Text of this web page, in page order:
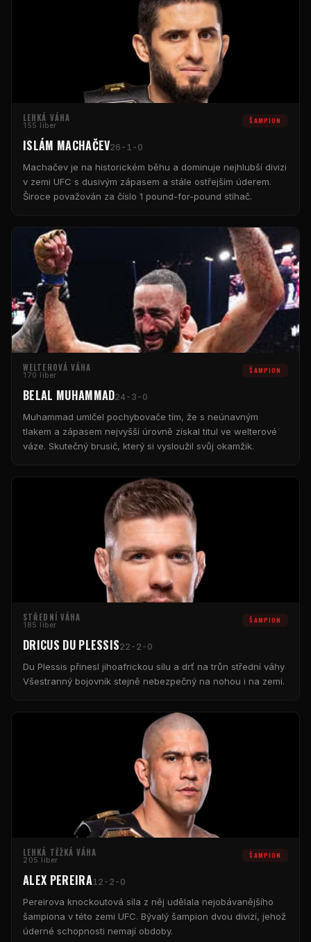
LEHKÁ VÁHA
155 liber ŠAMPION
ISLÁM MACHAČEV26-1-0
Machačev je na historickém běhu a dominuje nejhlubší divizi
v zemi UFC s dusivým zápasem a stále ostřejším úderem.
Široce považován za číslo 1 pound-for-pound stíhač.
WELTEROVÁ VÁHA
170 liber ŠAMPION
BELAL MUHAMMAD24-3-0
Muhammad umlčel pochybovače tím, že s neúnavným
tlakem a zápasem nejvyšší úrovně získal titul ve welterové
váze. Skutečný brusič, který si vysloužil svůj okamžik.
STŘEDNÍ VÁHA
185 liber ŠAMPION
DRICUS DU PLESSIS22-2-0
Du Plessis přinesl jihoafrickou sílu a drť na trůn střední váhy
Všestranný bojovník stejně nebezpečný na nohou i na zemi.
LEHKÁ TĚŽKÁ VÁHA
205 liber ŠAMPION
ALEX PEREIRA12-2-0
Pereirova knockoutová síla z něj udělala nejobávanějšího
šampiona v této zemi UFC. Bývalý šampion dvou divizí, jehož
úderné schopnosti nemají obdoby.